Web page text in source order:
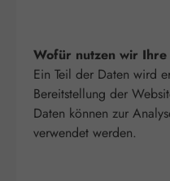
Wofür nutzen wir Ihre
Ein Teil der Daten wird
Bereitstellung der
Daten können zur
verwendet werden.